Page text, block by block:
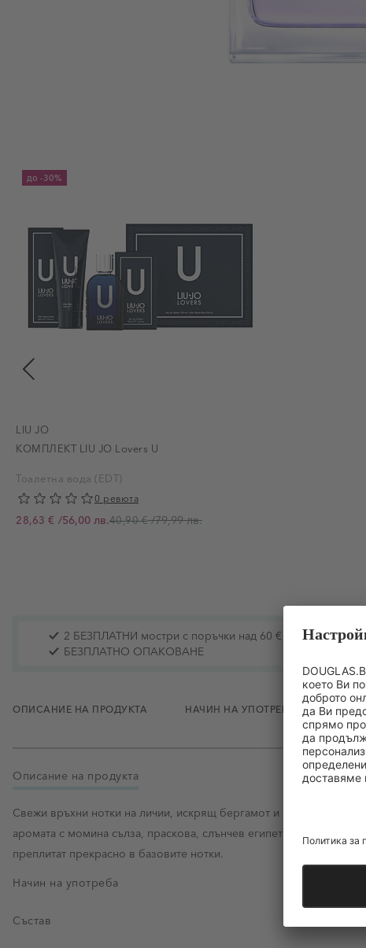
до -30%
LIU JO
КОМПЛЕКТ LIU JO Lovers U
Тоалетна вода (EDT)
0 ревюта
Промо цена
28,63 € /56,00 лв.40,90 €/79,99 лв.
2 БЕЗПЛАТНИ мостри с поръчки над 60 € / 117.35 лв.
БЕЗПЛАТНО ОПАКОВАНЕ
ОПИСАНИЕ НА ПРОДУКТА НАЧИН НА УПОТРЕБА
Описание на продукта
Свежи връхни нотки на личии, искрящ бергамот и италианска
аромата с момина сълза, праскова, слънчев египетски жасмин и
преплитат прекрасно в базовите нотки.
Начин на употреба
Състав